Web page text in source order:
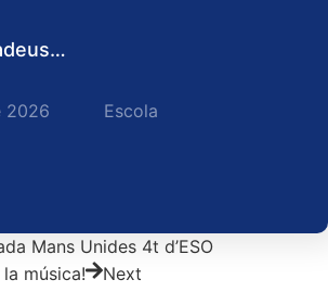
2026 Escola
Mans Unides 4t d’ESO
música! Next